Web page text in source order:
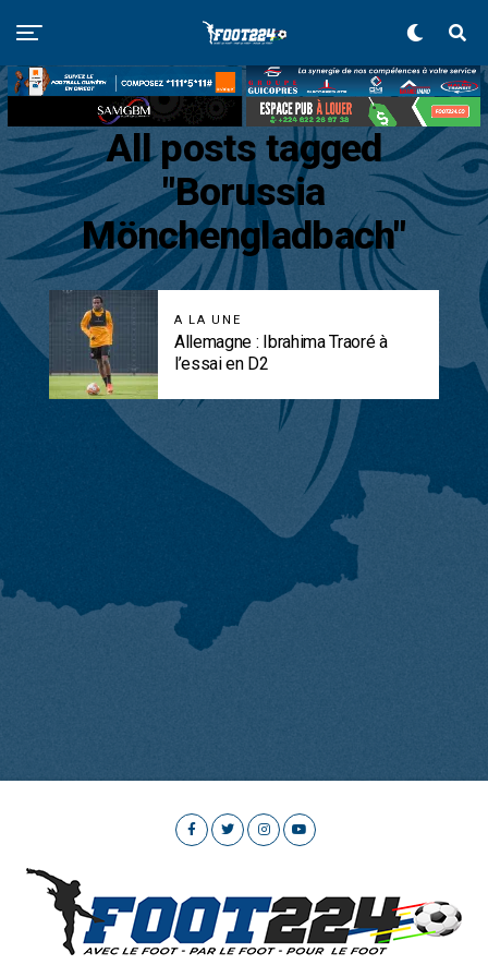
All posts tagged
"Borussia
Mönchengladbach"
A LA UNE
Allemagne : Ibrahima Traoré à
l’essai en D2